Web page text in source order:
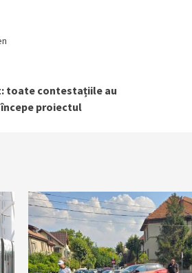
toate contestațiile au
proiectul